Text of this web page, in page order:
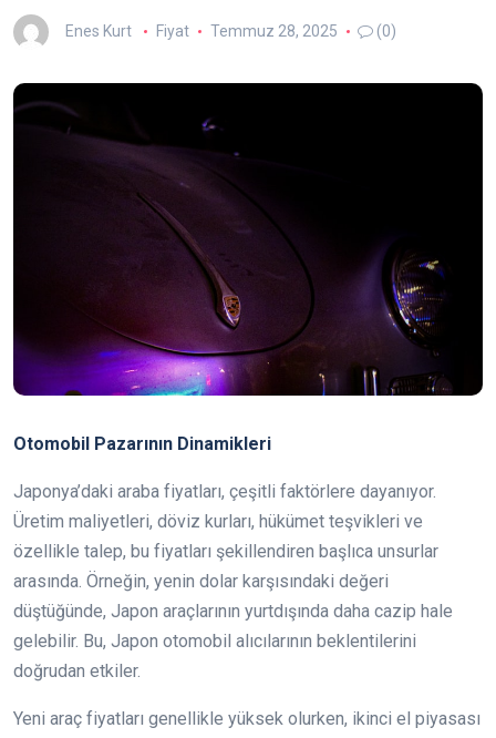
Enes Kurt Fiyat Temmuz 28, 2025 (0)
Otomobil Pazarının Dinamikleri
Japonya’daki araba fiyatları, çeşitli faktörlere dayanıyor.
Üretim maliyetleri, döviz kurları, hükümet teşvikleri ve
özellikle talep, bu fiyatları şekillendiren başlıca unsurlar
arasında. Örneğin, yenin dolar karşısındaki değeri
düştüğünde, Japon araçlarının yurtdışında daha cazip hale
gelebilir. Bu, Japon otomobil alıcılarının beklentilerini
doğrudan etkiler.
Yeni araç fiyatları genellikle yüksek olurken, ikinci el piyasası